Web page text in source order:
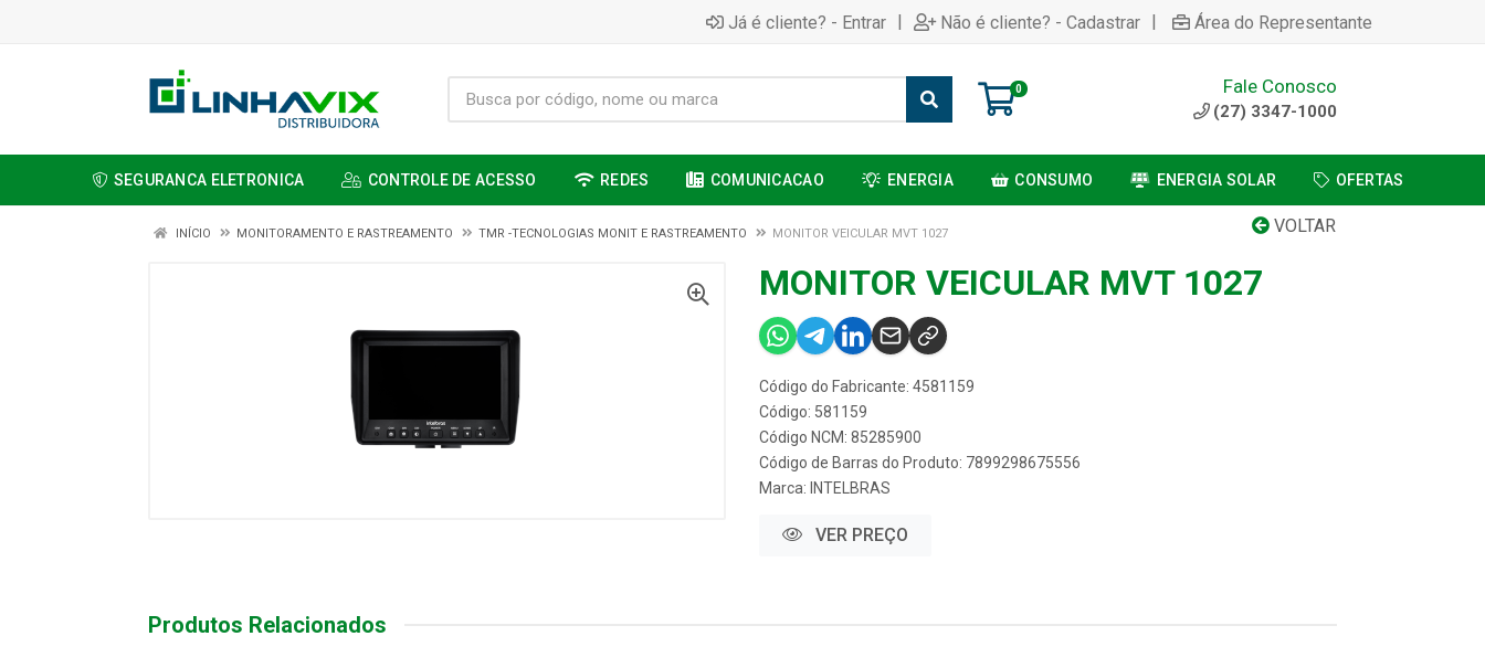
Já é cliente? - Entrar | Não é cliente? - Cadastrar | Área do Representante
0 Fale Conosco
(27) 3347-1000
SEGURANCA ELETRONICA CONTROLE DE ACESSO REDES COMUNICACAO ENERGIA CONSUMO ENERGIA SOLAR OFERTAS
VOLTAR
INÍCIO MONITORAMENTO E RASTREAMENTO TMR -TECNOLOGIAS MONIT E RASTREAMENTO MONITOR VEICULAR MVT 1027
MONITOR VEICULAR MVT 1027
Código do Fabricante: 4581159
Código: 581159
Código NCM: 85285900
Código de Barras do Produto: 7899298675556
Marca: INTELBRAS
VER PREÇO
Produtos Relacionados